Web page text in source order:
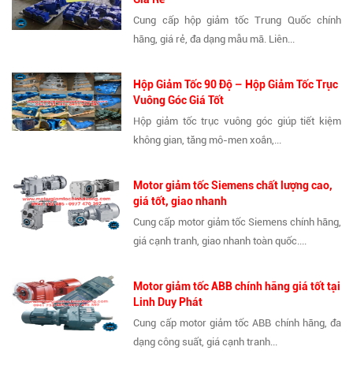
Cung cấp hộp giảm tốc Trung Quốc chính
hãng, giá rẻ, đa dạng mẫu mã. Liên...
Hộp Giảm Tốc 90 Độ – Hộp Giảm Tốc Trục
Vuông Góc Giá Tốt
Hộp giảm tốc trục vuông góc giúp tiết kiệm
không gian, tăng mô-men xoắn,...
Motor giảm tốc Siemens chất lượng cao,
giá tốt, giao nhanh
Cung cấp motor giảm tốc Siemens chính hãng,
giá cạnh tranh, giao nhanh toàn quốc....
Motor giảm tốc ABB chính hãng giá tốt tại
Linh Duy Phát
Cung cấp motor giảm tốc ABB chính hãng, đa
dạng công suất, giá cạnh tranh...